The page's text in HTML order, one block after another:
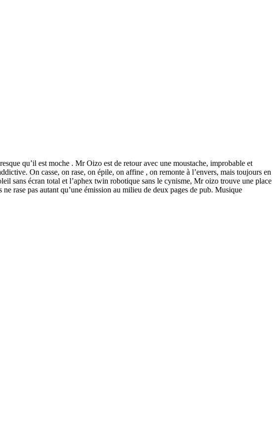
qu’il est moche . Mr Oizo est de retour avec une moustache, improbable et
On casse, on rase, on épile, on affine , on remonte à l’envers, mais toujours en
sans écran total et l’aphex twin robotique sans le cynisme, Mr oizo trouve une place
rase pas autant qu’une émission au milieu de deux pages de pub. Musique